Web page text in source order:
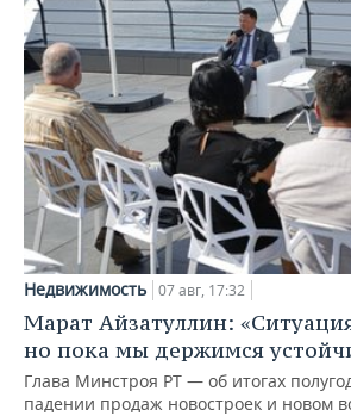
Недвижимость 07 авг, 17:32
Марат Айзатуллин:
но пока мы держимся
Глава Минстроя РТ — об итогах
падении продаж новостроек и новом